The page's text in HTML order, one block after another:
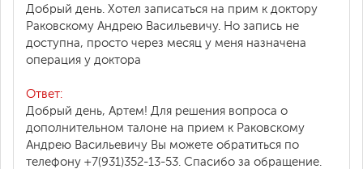
Добрый день. Хотел записаться на прим к доктору
Раковскому Андрею Васильевичу. Но запись не
доступна, просто через месяц у меня назначена
операция у доктора
Ответ:
Добрый день, Артем! Для решения вопроса о
дополнительном талоне на прием к Раковскому
Андрею Васильевичу Вы можете обратиться по
телефону +7(931)352-13-53. Спасибо за обращение.